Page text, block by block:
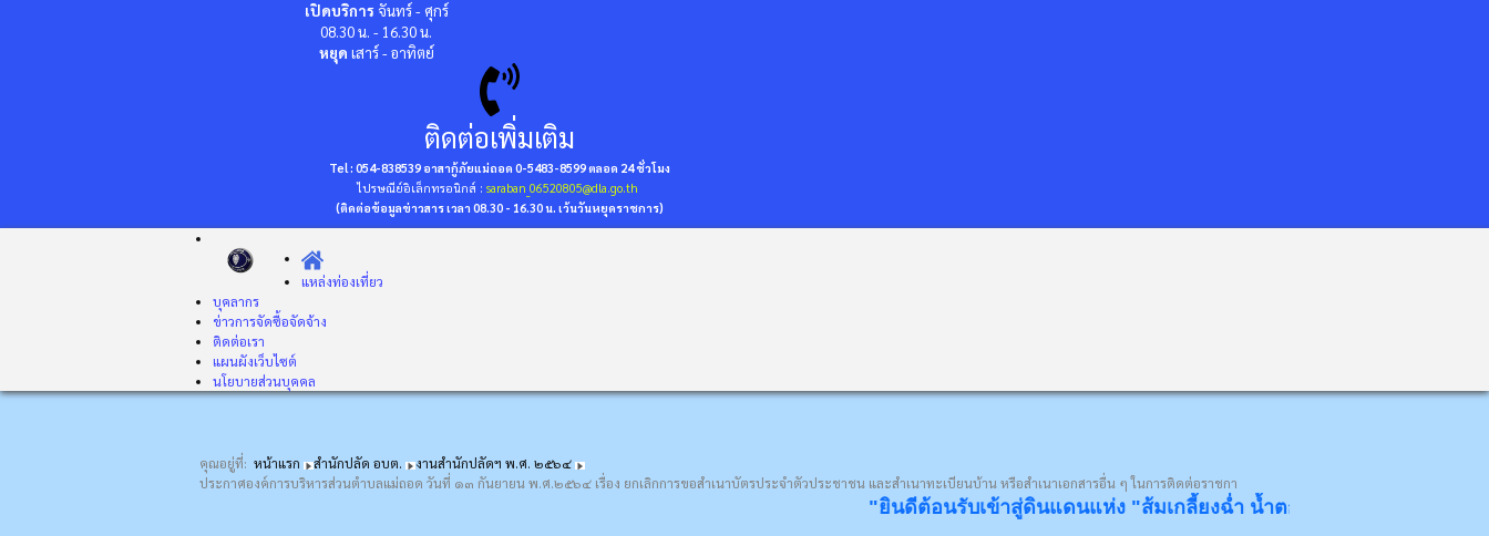
เปิดบริการ จันทร์ - ศุกร์
08.30 น. - 16.30 น.
หยุด เสาร์ - อาทิตย์
ติดต่อเพิ่มเติม
Tel : 054-838539 อาสากู้ภัยแม่ถอด 0-5483-8599ตลอด 24 ชั่วโมง
ไปรษณีย์อิเล็กทรอนิกส์ :saraban_06520805@dla.go.th
(ติดต่อข้อมูลข่าวสาร เวลา 08.30 - 16.30 น. เว้นวันหยุดราชการ)
แหล่งท่องเที่ยว
บุคลากร
ข่าวการจัดซื้อจัดจ้าง
ติดต่อเรา
แผนผังเว็บไซต์
นโยบายส่วนบุคคล
คุณอยู่ที่: หน้าแรก สำนักปลัด อบต.
งานสำนักปลัดฯ พ.ศ. ๒๕๖๔
ประกาศองค์การบริหารส่วนตำบลแม่ถอด วันที่ ๑๓ กันยายน พ.ศ.๒๕๖๔ เรื่อง ยกเลิกการขอสำเนาบัตรประจำตัวประชาชน และสำเนาทะเบียนบ้าน หรือสำเนาเอกสารอื่น ๆ ในการติดต่อราชกา
"ยินดีต้อนรับเข้าสู่ดินแดนแห่ง "ส้มเกลี้ยงฉ่ำ น้ำตกงาม โป่งข่ามขลัง วังหินอ่อน" ด้